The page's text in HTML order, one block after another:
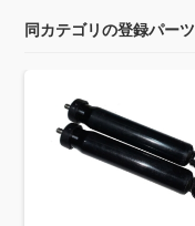
同カテゴリの登録パーツ